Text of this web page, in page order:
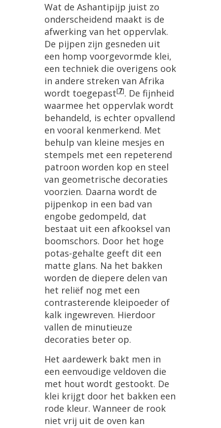
Wat de Ashantipijp juist zo
onderscheidend maakt is de
afwerking van het oppervlak.
De pijpen zijn gesneden uit
een homp voorgevormde klei,
een techniek die overigens ook
in andere streken van Afrika
wordt toegepast[7]. De fijnheid
waarmee het oppervlak wordt
behandeld, is echter opvallend
en vooral kenmerkend. Met
behulp van kleine mesjes en
stempels met een repeterend
patroon worden kop en steel
van geometrische decoraties
voorzien. Daarna wordt de
pijpenkop in een bad van
engobe gedompeld, dat
bestaat uit een afkooksel van
boomschors. Door het hoge
potas-gehalte geeft dit een
matte glans. Na het bakken
worden de diepere delen van
het reliëf nog met een
contrasterende kleipoeder of
kalk ingewreven. Hierdoor
vallen de minutieuze
decoraties beter op.
Het aardewerk bakt men in
een eenvoudige veldoven die
met hout wordt gestookt. De
klei krijgt door het bakken een
rode kleur. Wanneer de rook
niet vrij uit de oven kan